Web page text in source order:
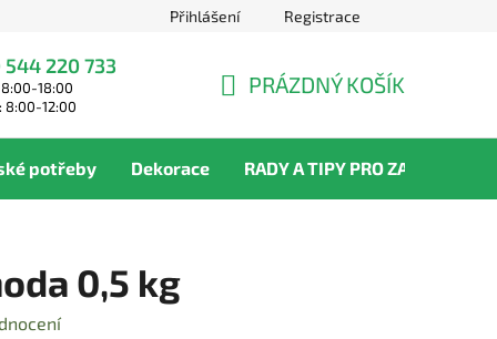
Přihlášení Registrace
220 733
18:00
8:00-12:00
KOŠÍK
PRÁZDNÝ KOŠÍK
potřeby Dekorace RADY A TIPY PRO ZAHRADNÍKY
0,5 kg